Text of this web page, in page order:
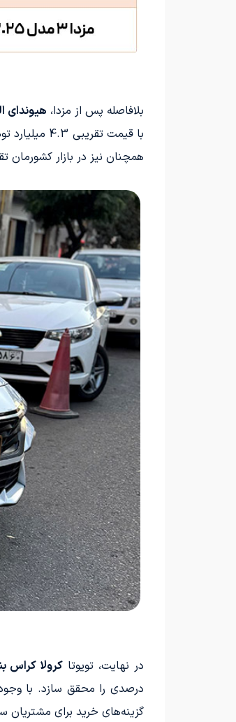
بلافاصله پس از مزدا، هیوندای النترا
همچنان نیز در بازار کشورمان
در نهایت، تویوتا کرولا کراس
درصدی را محقق سازد. با
گزینه‌های خرید برای